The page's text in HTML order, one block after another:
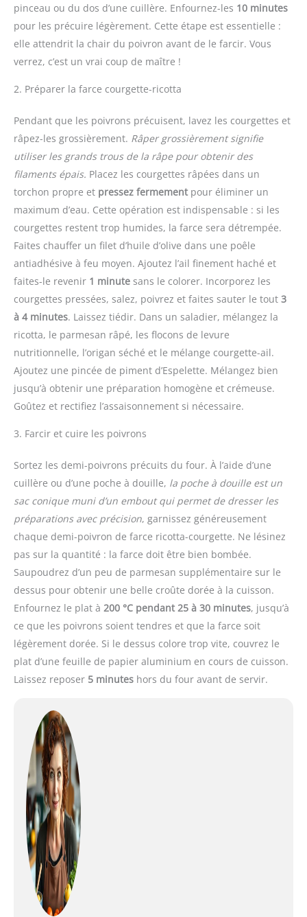
pinceau ou du dos d’une cuillère. Enfournez-les 10 minutes
pour les précuire légèrement. Cette étape est essentielle :
elle attendrit la chair du poivron avant de le farcir. Vous
verrez, c’est un vrai coup de maître !
2. Préparer la farce courgette-ricotta
Pendant que les poivrons précuisent, lavez les courgettes et
râpez-les grossièrement. Râper grossièrement signifie
utiliser les grands trous de la râpe pour obtenir des
filaments épais. Placez les courgettes râpées dans un
torchon propre et pressez fermement pour éliminer un
maximum d’eau. Cette opération est indispensable : si les
courgettes restent trop humides, la farce sera détrempée.
Faites chauffer un filet d’huile d’olive dans une poêle
antiadhésive à feu moyen. Ajoutez l’ail finement haché et
faites-le revenir 1 minute sans le colorer. Incorporez les
courgettes pressées, salez, poivrez et faites sauter le tout 3
à 4 minutes. Laissez tiédir. Dans un saladier, mélangez la
ricotta, le parmesan râpé, les flocons de levure
nutritionnelle, l’origan séché et le mélange courgette-ail.
Ajoutez une pincée de piment d’Espelette. Mélangez bien
jusqu’à obtenir une préparation homogène et crémeuse.
Goûtez et rectifiez l’assaisonnement si nécessaire.
3. Farcir et cuire les poivrons
Sortez les demi-poivrons précuits du four. À l’aide d’une
cuillère ou d’une poche à douille, la poche à douille est un
sac conique muni d’un embout qui permet de dresser les
préparations avec précision, garnissez généreusement
chaque demi-poivron de farce ricotta-courgette. Ne lésinez
pas sur la quantité : la farce doit être bien bombée.
Saupoudrez d’un peu de parmesan supplémentaire sur le
dessus pour obtenir une belle croûte dorée à la cuisson.
Enfournez le plat à 200 °C pendant 25 à 30 minutes, jusqu’à
ce que les poivrons soient tendres et que la farce soit
légèrement dorée. Si le dessus colore trop vite, couvrez le
plat d’une feuille de papier aluminium en cours de cuisson.
Laissez reposer 5 minutes hors du four avant de servir.